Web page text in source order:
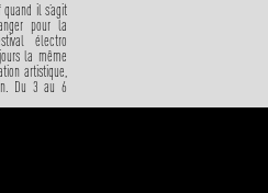
il s’agit
pour la
électro
la même
artistique,
Du 3 au 6